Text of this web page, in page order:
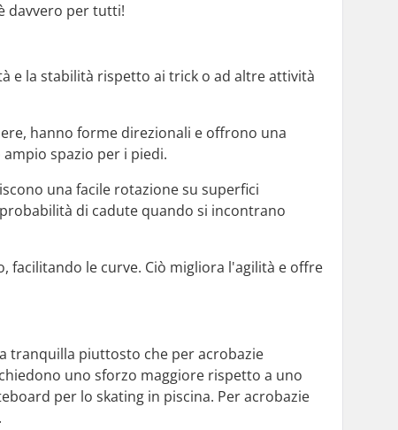
davvero per tutti!
e la stabilità rispetto ai trick o ad altre attività
hanno forme direzionali e offrono una
spazio per i piedi.
una facile rotazione su superfici
di cadute quando si incontrano
le curve. Ciò migliora l'agilità e offre
tranquilla piuttosto che per acrobazie
uno sforzo maggiore rispetto a uno
per lo skating in piscina. Per acrobazie